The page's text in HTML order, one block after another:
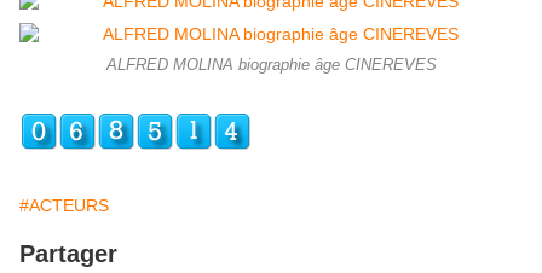
ALFRED MOLINA biographie âge CINEREVES
#ACTEURS
Partager